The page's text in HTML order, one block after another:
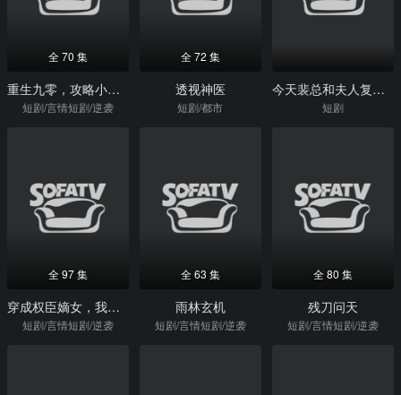
全 70 集
重生九零，攻略小娇夫
短剧/言情短剧/逆袭
全 72 集
透视神医
短剧/都市
今天裴总和夫人复合了吗
短剧
全 97 集
穿成权臣嫡女，我本色出演
短剧/言情短剧/逆袭
全 63 集
雨林玄机
短剧/言情短剧/逆袭
全 80 集
残刀问天
短剧/言情短剧/逆袭